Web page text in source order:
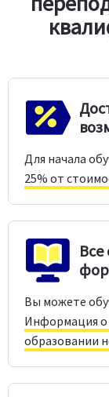
Для начала
25% от
Вы можете
Информация о
образовании